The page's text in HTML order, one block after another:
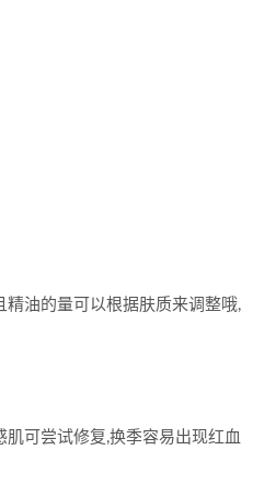
油的量可以根据肤质来调整哦,
可尝试修复,换季容易出现红血